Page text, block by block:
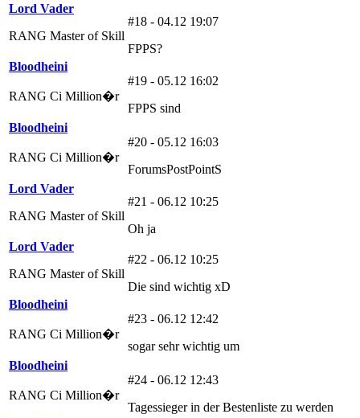
Lord Vader
RANG Master of Skill
#18 - 04.12 19:07
FPPS?
Bloodheini
RANG Ci Million�r
#19 - 05.12 16:02
FPPS sind
Bloodheini
RANG Ci Million�r
#20 - 05.12 16:03
ForumsPostPointS
Lord Vader
RANG Master of Skill
#21 - 06.12 10:25
Oh ja
Lord Vader
RANG Master of Skill
#22 - 06.12 10:25
Die sind wichtig xD
Bloodheini
RANG Ci Million�r
#23 - 06.12 12:42
sogar sehr wichtig um
Bloodheini
RANG Ci Million�r
#24 - 06.12 12:43
Tagessieger in der Bestenliste zu werden